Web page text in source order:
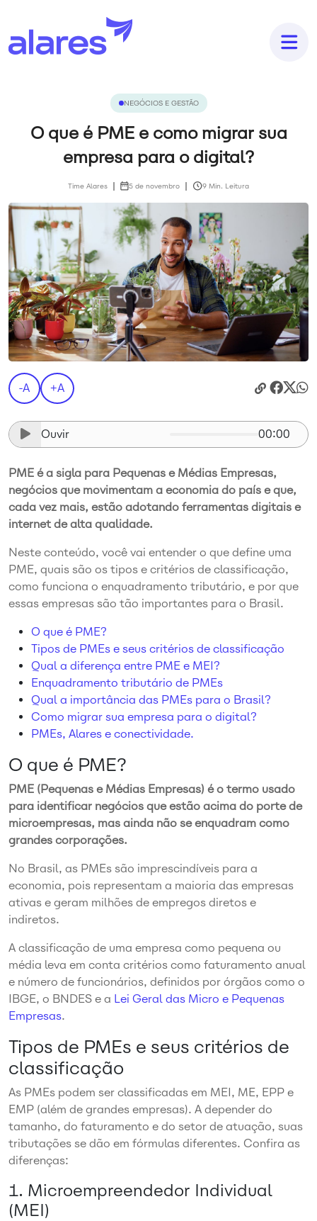
NEGÓCIOS E GESTÃO
O que é PME e como migrar sua
empresa para o digital?
Time Alares 5 de novembro 9 Min. Leitura
-A +A
Ouvir 00:00
PME é a sigla para Pequenas e Médias Empresas,
negócios que movimentam a economia do país e que,
cada vez mais, estão adotando ferramentas digitais e
internet de alta qualidade.
Neste conteúdo, você vai entender o que define uma
PME, quais são os tipos e critérios de classificação,
como funciona o enquadramento tributário, e por que
essas empresas são tão importantes para o Brasil.
O que é PME?
Tipos de PMEs e seus critérios de classificação
Qual a diferença entre PME e MEI?
Enquadramento tributário de PMEs
Qual a importância das PMEs para o Brasil?
Como migrar sua empresa para o digital?
PMEs, Alares e conectividade.
O que é PME?
PME (Pequenas e Médias Empresas) é o termo usado
para identificar negócios que estão acima do porte de
microempresas, mas ainda não se enquadram como
grandes corporações.
No Brasil, as PMEs são imprescindíveis para a
economia, pois representam a maioria das empresas
ativas e geram milhões de empregos diretos e
indiretos.
A classificação de uma empresa como pequena ou
média leva em conta critérios como faturamento anual
e número de funcionários, definidos por órgãos como o
IBGE, o BNDES e a Lei Geral das Micro e Pequenas
Empresas.
Tipos de PMEs e seus critérios de
classificação
As PMEs podem ser classificadas em MEI, ME, EPP e
EMP (além de grandes empresas). A depender do
tamanho, do faturamento e do setor de atuação, suas
tributações se dão em fórmulas diferentes. Confira as
diferenças:
1. Microempreendedor Individual
(MEI)